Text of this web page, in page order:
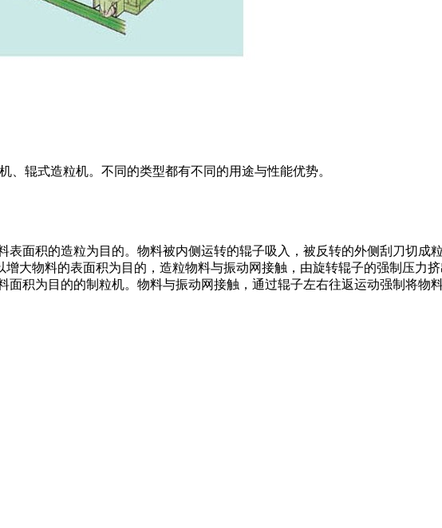
辊式造粒机。不同的类型都有不同的用途与性能优势。
面积的造粒为目的。物料被内侧运转的辊子吸入，被反转的外侧刮刀切成粒
大物料的表面积为目的，造粒物料与振动网接触，由旋转辊子的强制压力挤
积为目的的制粒机。物料与振动网接触，通过辊子左右往返运动强制将物